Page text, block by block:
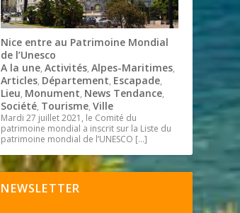
Nice entre au Patrimoine Mondial
de l’Unesco
A la une,Activités,Alpes-Maritimes,
Articles, Département, Escapade,
Lieu, Monument, News Tendance,
Société, Tourisme,Ville
Mardi 27 juillet 2021, le Comité du
patrimoine mondial a inscrit sur la Liste du
patrimoine mondial de l’UNESCO […]
NEWSLETTER